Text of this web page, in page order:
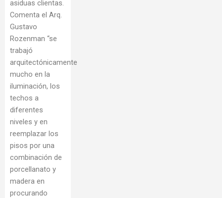
asiduas clientas.
Comenta el Arq.
Gustavo
Rozenman “se
trabajó
arquitectónicamente
mucho en la
iluminación, los
techos a
diferentes
niveles y en
reemplazar los
pisos por una
combinación de
porcellanato y
madera en
procurando